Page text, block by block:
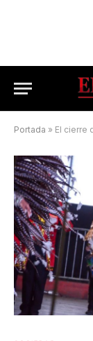
Portada » El cierre de